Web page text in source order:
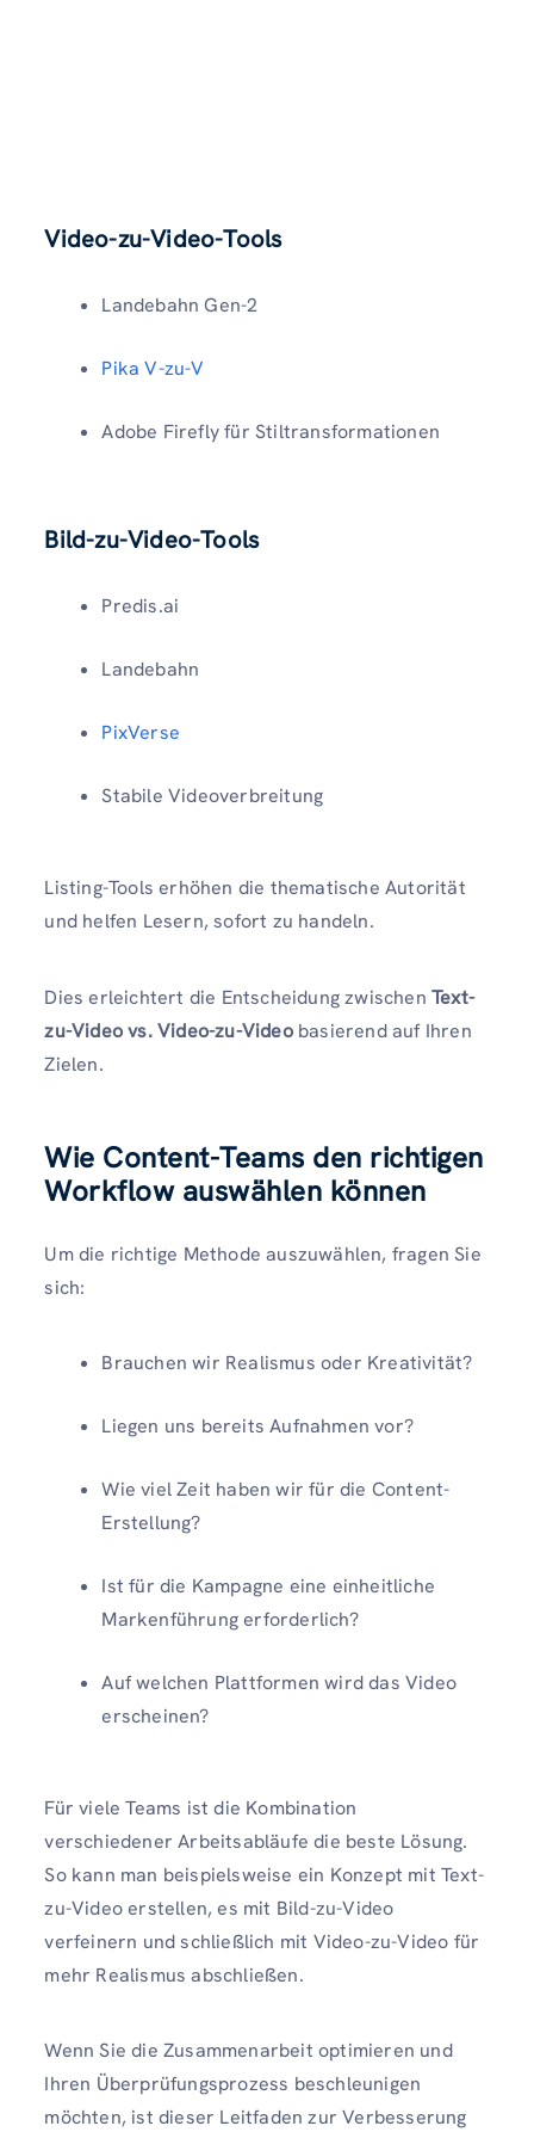
Video-zu-Video-Tools
Landebahn Gen-2
Pika V-zu-V
Adobe Firefly für Stiltransformationen
Bild-zu-Video-Tools
Predis.ai
Landebahn
PixVerse
Stabile Videoverbreitung
Listing-Tools erhöhen die thematische Autorität
und helfen Lesern, sofort zu handeln.
Dies erleichtert die Entscheidung zwischen Text-
zu-Video vs. Video-zu-Videobasierend auf Ihren
Zielen.
Wie Content-Teams den richtigen
Workflow auswählen können
Um die richtige Methode auszuwählen, fragen Sie
sich:
Brauchen wir Realismus oder Kreativität?
Liegen uns bereits Aufnahmen vor?
Wie viel Zeit haben wir für die Content-
Erstellung?
Ist für die Kampagne eine einheitliche
Markenführung erforderlich?
Auf welchen Plattformen wird das Video
erscheinen?
Für viele Teams ist die Kombination
verschiedener Arbeitsabläufe die beste Lösung.
So kann man beispielsweise ein Konzept mit Text-
zu-Video erstellen, es mit Bild-zu-Video
verfeinern und schließlich mit Video-zu-Video für
mehr Realismus abschließen.
Wenn Sie die Zusammenarbeit optimieren und
Ihren Überprüfungsprozess beschleunigen
möchten, ist dieser Leitfaden zur Verbesserung